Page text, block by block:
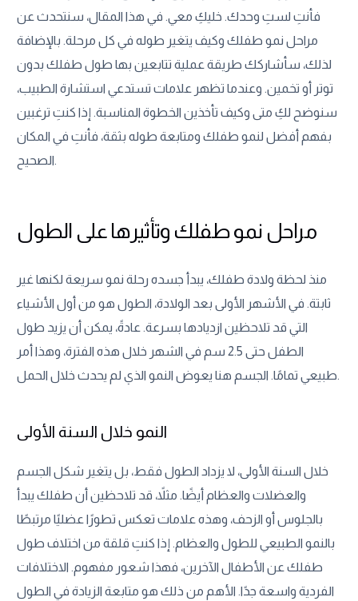
فأنتِ لستِ وحدك. خليكِ معي. في هذا المقال، سنتحدث عن
مراحل نمو طفلك وكيف يتغير طوله في كل مرحلة. بالإضافة
لذلك، سأشاركك طريقة عملية تتابعين بها طول طفلك بدون
توتر أو تخمين. وعندما تظهر علامات تستدعي استشارة الطبيب،
سنوضح لكِ متى وكيف تأخذين الخطوة المناسبة. إذا كنتِ ترغبين
بفهم أفضل لنمو طفلك ومتابعة طوله بثقة، فأنتِ في المكان
الصحيح.
مراحل نمو طفلك وتأثيرها على الطول
منذ لحظة ولادة طفلك، يبدأ جسده رحلة نمو سريعة لكنها غير
ثابتة. في الأشهر الأولى بعد الولادة، الطول هو من أول الأشياء
التي قد تلاحظين ازديادها بسرعة. عادةً، يمكن أن يزيد طول
الطفل حتى 2.5 سم في الشهر خلال هذه الفترة، وهذا أمر
طبيعي تمامًا. الجسم هنا يعوض النمو الذي لم يحدث خلال الحمل.
النمو خلال السنة الأولى
خلال السنة الأولى، لا يزداد الطول فقط، بل يتغير شكل الجسم
والعضلات والعظام أيضًا. مثلاً، قد تلاحظين أن طفلك يبدأ
بالجلوس أو الزحف، وهذه علامات تعكس تطورًا عضليًا مرتبطًا
بالنمو الطبيعي للطول والعظام. إذا كنتِ قلقة من اختلاف طول
طفلك عن الأطفال الآخرين، فهذا شعور مفهوم. الاختلافات
الفردية واسعة جدًا. الأهم من ذلك هو متابعة الزيادة في الطول